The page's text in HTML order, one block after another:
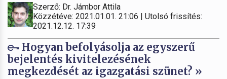
Szerző: Dr. Jámbor Attila
Közzétéve: 2021.01.01. 21:06 | Utolsó frissítés:
2021.12.12. 17:39
Hogyan befolyásolja az egyszerű
bejelentés kivitelezésének
megkezdését az igazgatási szünet? »